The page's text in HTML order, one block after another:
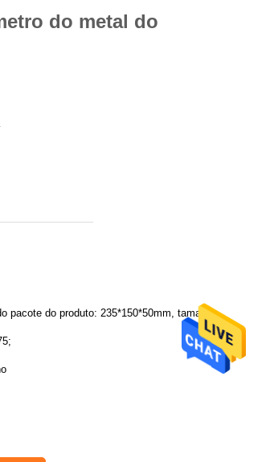
do metal do
pacote do produto: 235*150*50mm, tamanho